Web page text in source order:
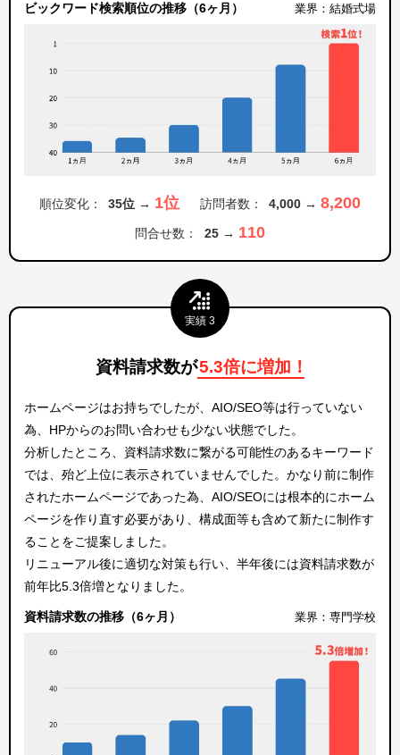
ビックワード検索順位の推移（6ヶ月） 業界：結婚式場
順位変化： 35位 → 1位 訪問者数： 4,000 → 8,200
問合せ数： 25 → 110
実績 3
資料請求数が5.3倍に増加 ！
ホームページはお持ちでしたが、AIO/SEO等は行っていない
為、HPからのお問い合わせも少ない状態でした。
分析したところ、資料請求数に繋がる可能性のあるキーワード
では、殆ど上位に表示されていませんでした。かなり前に制作
されたホームページであった為、AIO/SEOには根本的にホーム
ページを作り直す必要があり、構成面等も含めて新たに制作す
ることをご提案しました。
リニューアル後に適切な対策も行い、半年後には資料請求数が
前年比5.3倍増となりました。
資料請求数の推移（6ヶ月） 業界：専門学校